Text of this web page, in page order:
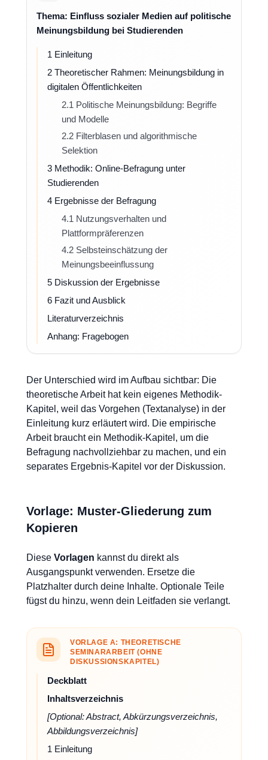
Thema: Einfluss sozialer Medien auf politische
Meinungsbildung bei Studierenden
1 Einleitung
2 Theoretischer Rahmen: Meinungsbildung in
digitalen Öffentlichkeiten
2.1 Politische Meinungsbildung: Begriffe
und Modelle
2.2 Filterblasen und algorithmische
Selektion
3 Methodik: Online-Befragung unter
Studierenden
4 Ergebnisse der Befragung
4.1 Nutzungsverhalten und
Plattformpräferenzen
4.2 Selbsteinschätzung der
Meinungsbeeinflussung
5 Diskussion der Ergebnisse
6 Fazit und Ausblick
Literaturverzeichnis
Anhang: Fragebogen
Der Unterschied wird im Aufbau sichtbar: Die
theoretische Arbeit hat kein eigenes Methodik-
Kapitel, weil das Vorgehen (Textanalyse) in der
Einleitung kurz erläutert wird. Die empirische
Arbeit braucht ein Methodik-Kapitel, um die
Befragung nachvollziehbar zu machen, und ein
separates Ergebnis-Kapitel vor der Diskussion.
Vorlage: Muster-Gliederung zum
Kopieren
Diese Vorlagen kannst du direkt als
Ausgangspunkt verwenden. Ersetze die
Platzhalter durch deine Inhalte. Optionale Teile
fügst du hinzu, wenn dein Leitfaden sie verlangt.
VORLAGE A: THEORETISCHE
SEMINARARBEIT (OHNE
DISKUSSIONSKAPITEL)
Deckblatt
Inhaltsverzeichnis
[Optional: Abstract, Abkürzungsverzeichnis,
Abbildungsverzeichnis]
1 Einleitung